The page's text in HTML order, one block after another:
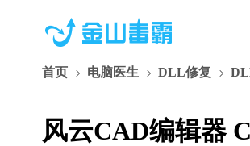
首页 电脑医生 DLL修复
风云CAD编辑器